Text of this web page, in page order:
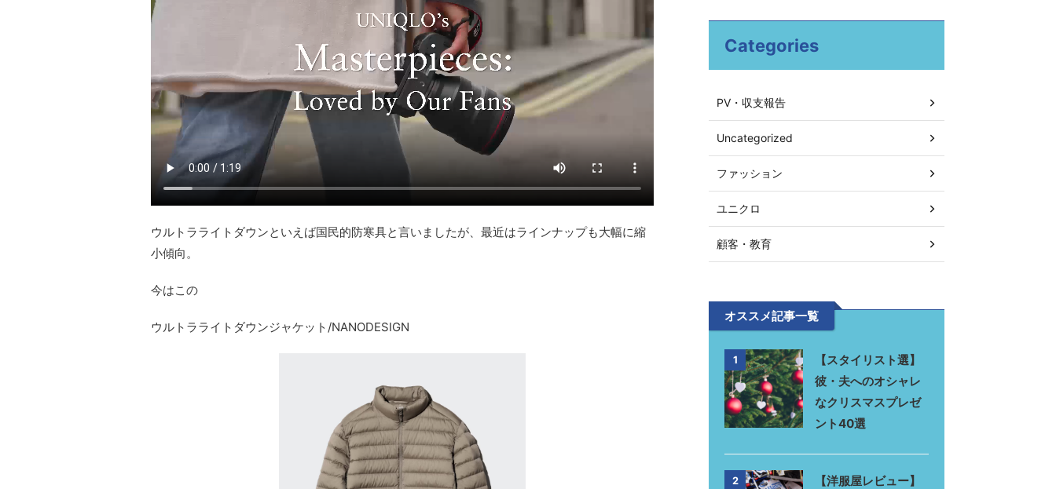
ウルトラライトダウンといえば国民的防寒具と言いましたが、最近はラインナップも大幅に縮
小傾向。
今はこの
ウルトラライトダウンジャケット/NANODESIGN
Categories
PV・収支報告
Uncategorized
ファッション
ユニクロ
顧客・教育
オススメ記事一覧
1
【スタイリスト選】
彼・夫へのオシャレ
なクリスマスプレゼ
ント40選
2
【洋服屋レビュー】